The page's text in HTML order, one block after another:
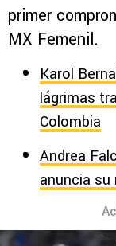
primer
MX Femenil.
Karol
lágrimas
Colombia
Andrea
anuncia